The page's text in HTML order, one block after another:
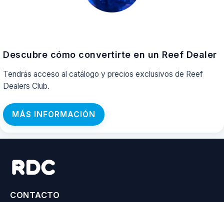
Descubre cómo convertirte en un Reef Dealer
Tendrás acceso al catálogo y precios exclusivos de Reef
Dealers Club.
MÁS INFORMACIÓN
CONTACTO